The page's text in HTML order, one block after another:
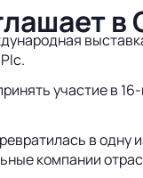
в
участие в
в
компании